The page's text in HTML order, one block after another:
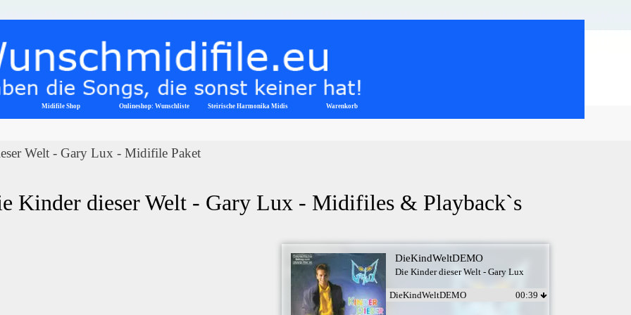
Menü überspringen
Midifile Shop ▼
Onlineshop: Wunschliste Steirische Harmonika Midis ▼
Warenkorb
Welt - Gary Lux - Midifile Paket
Kinder dieser Welt - Gary Lux - Midifiles & Playback`s
DieKindWeltDEMO
Die Kinder dieser Welt - Gary Lux
DieKindWeltDEMO 00:39